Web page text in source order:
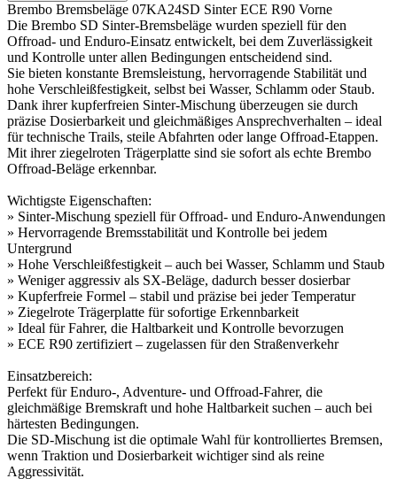
Brembo Bremsbeläge 07KA24SD Sinter ECE R90 Vorne
Die Brembo SD Sinter-Bremsbeläge wurden speziell für den
Offroad- und Enduro-Einsatz entwickelt, bei dem Zuverlässigkeit
und Kontrolle unter allen Bedingungen entscheidend sind.
Sie bieten konstante Bremsleistung, hervorragende Stabilität und
hohe Verschleißfestigkeit, selbst bei Wasser, Schlamm oder Staub.
Dank ihrer kupferfreien Sinter-Mischung überzeugen sie durch
präzise Dosierbarkeit und gleichmäßiges Ansprechverhalten – ideal
für technische Trails, steile Abfahrten oder lange Offroad-Etappen.
Mit ihrer ziegelroten Trägerplatte sind sie sofort als echte Brembo
Offroad-Beläge erkennbar.
Wichtigste Eigenschaften:
» Sinter-Mischung speziell für Offroad- und Enduro-Anwendungen
» Hervorragende Bremsstabilität und Kontrolle bei jedem
Untergrund
» Hohe Verschleißfestigkeit – auch bei Wasser, Schlamm und Staub
» Weniger aggressiv als SX-Beläge, dadurch besser dosierbar
» Kupferfreie Formel – stabil und präzise bei jeder Temperatur
» Ziegelrote Trägerplatte für sofortige Erkennbarkeit
» Ideal für Fahrer, die Haltbarkeit und Kontrolle bevorzugen
» ECE R90 zertifiziert – zugelassen für den Straßenverkehr
Einsatzbereich:
Perfekt für Enduro-, Adventure- und Offroad-Fahrer, die
gleichmäßige Bremskraft und hohe Haltbarkeit suchen – auch bei
härtesten Bedingungen.
Die SD-Mischung ist die optimale Wahl für kontrolliertes Bremsen,
wenn Traktion und Dosierbarkeit wichtiger sind als reine
Aggressivität.